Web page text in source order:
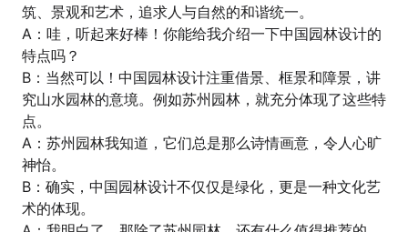
筑、景观和艺术，追求人与自然的和谐统一。
A：哇，听起来好棒！你能给我介绍一下中国园林设计的
特点吗？
B：当然可以！中国园林设计注重借景、框景和障景，讲
究山水园林的意境。例如苏州园林，就充分体现了这些特
点。
A：苏州园林我知道，它们总是那么诗情画意，令人心旷
神怡。
B：确实，中国园林设计不仅仅是绿化，更是一种文化艺
术的体现。